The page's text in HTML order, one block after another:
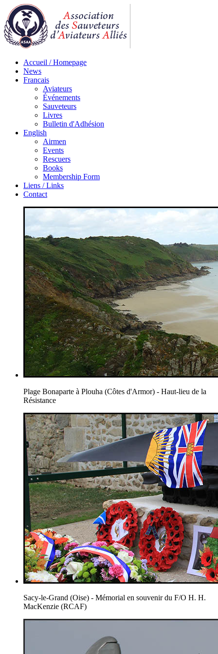
Accueil / Homepage
News
Francais
Aviateurs
Événements
Sauveteurs
Livres
Bulletin d'Adhésion
English
Airmen
Events
Rescuers
Books
Membership Form
Liens / Links
Contact
Plage Bonaparte à Plouha (Côtes d'Armor) - Haut-lieu de la
Résistance
Sacy-le-Grand (Oise) - Mémorial en souvenir du F/O H. H.
MacKenzie (RCAF)